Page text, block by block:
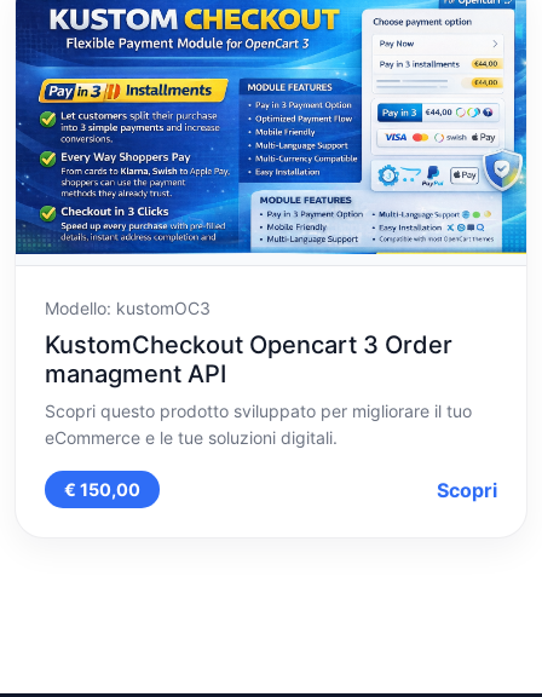
Modello: kustomOC3
KustomCheckout Opencart 3 Order
managment API
Scopri questo prodotto sviluppato per migliorare il tuo
eCommerce e le tue soluzioni digitali.
€ 150,00 Scopri